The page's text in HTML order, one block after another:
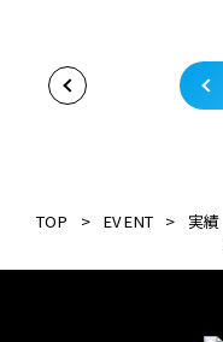
TOP > EVENT > 実績